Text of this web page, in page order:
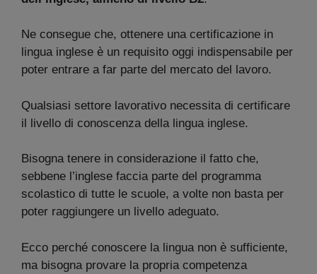
Ne consegue che, ottenere una certificazione in
lingua inglese è un requisito oggi indispensabile per
poter entrare a far parte del mercato del lavoro.
Qualsiasi settore lavorativo necessita di certificare
il livello di conoscenza della lingua inglese.
Bisogna tenere in considerazione il fatto che,
sebbene l’inglese faccia parte del programma
scolastico di tutte le scuole, a volte non basta per
poter raggiungere un livello adeguato.
Ecco perché conoscere la lingua non è sufficiente,
ma bisogna provare la propria competenza